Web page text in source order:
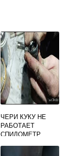
ЧЕРИ КУКУ НЕ
РАБОТАЕТ
СПИДОМЕТР